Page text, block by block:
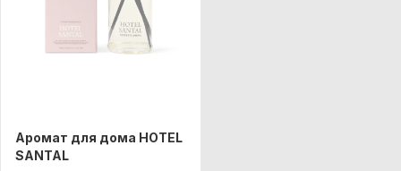
Аромат для дома HOTEL
SANTAL